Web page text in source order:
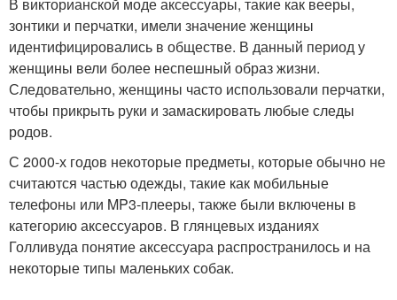
зонтики и перчатки, имели значение женщины
идентифицировались в обществе. В данный период у
женщины вели более неспешный образ жизни.
Следовательно, женщины часто использовали перчатки,
чтобы прикрыть руки и замаскировать любые следы
родов.
С 2000-х годов некоторые предметы, которые обычно не
считаются частью одежды, такие как мобильные
телефоны или MP3-плееры, также были включены в
категорию аксессуаров. В глянцевых изданиях
Голливуда понятие аксессуара распространилось и на
некоторые типы маленьких собак.